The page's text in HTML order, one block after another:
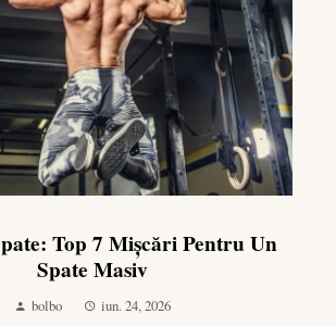
Top 7 Mișcări Pentru Un
Spate Masiv
bolbo iun. 24, 2026